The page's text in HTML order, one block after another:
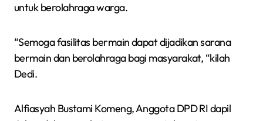
untuk berolahraga warga.
“Semoga fasilitas bermain dapat dijadikan sarana
bermain dan berolahraga bagi masyarakat, “kilah
Dedi.
Alfiasyah Bustami Komeng, Anggota DPD RI dapil